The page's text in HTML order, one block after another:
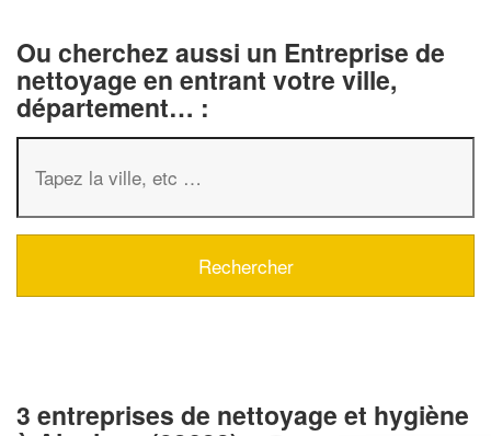
Ou cherchez aussi un Entreprise de
nettoyage en entrant votre ville,
département… :
3 entreprises de nettoyage et hygiène